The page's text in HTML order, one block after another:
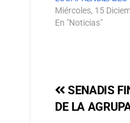
Miércoles, 15
En "Noticias"
SENADIS
DE LA